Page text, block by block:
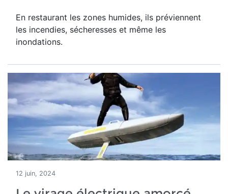
En restaurant les zones humides, ils préviennent
les incendies, sécheresses et même les
inondations.
12 juin, 2024